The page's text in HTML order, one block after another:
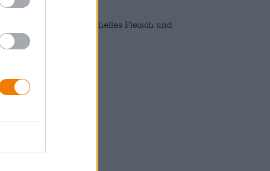
perfekte Begleiter für helles Fleisch und